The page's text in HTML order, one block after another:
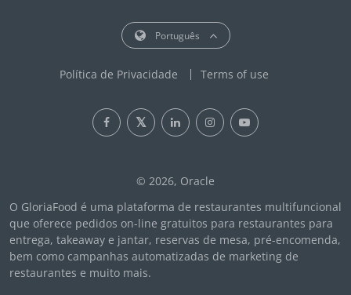
Português
Política de Privacidade Terms of use
© 2026, Oracle
O GloriaFood é uma plataforma de restaurantes multifuncional
que oferece pedidos on-line gratuitos para restaurantes para
entrega, takeaway e jantar, reservas de mesa, pré-encomenda,
bem como campanhas automatizadas de marketing de
restaurantes e muito mais.